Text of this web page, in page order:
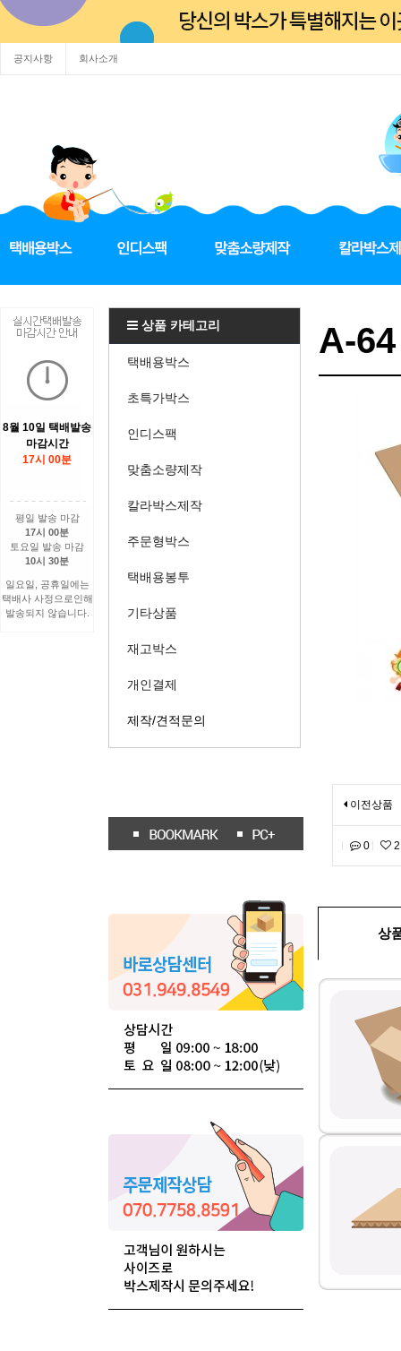
공지사항 회사소개
8월 10일 택배발송
마감시간
17시 00분
평일 발송 마감
17시 00분
토요일 발송 마감
10시 30분
일요일, 공휴일에는
택배사 사정으로인해
발송되지 않습니다.
상품 카테고리
택배용박스
초특가박스
인디스팩
맞춤소량제작
칼라박스제작
주문형박스
택배용봉투
기타상품
재고박스
개인결제
제작/견적문의
A-
이전상품
0 2
상